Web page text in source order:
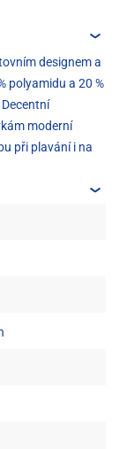
designem a
polyamidu a 20 %
moderní
při plavání i na